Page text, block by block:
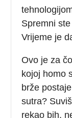
Spremni
Vrijeme je
Ovo je za
kojoj homo
brže
sutra?
rekao bih,